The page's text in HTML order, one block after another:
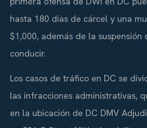
hasta 180 días de cárcel y una
$1,000, además de la suspensión
conducir.
Los casos de tráfico en DC se
las infracciones administrativas,
en la ubicación de DC DMV